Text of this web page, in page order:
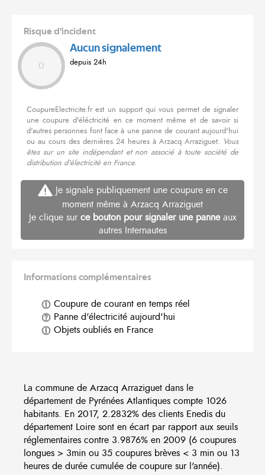
Risque d'incident
0
Aucun signalement
depuis 24h
CoupureElectricite.fr est un support qui vous permet de signaler
une coupure d'éléctricité en ce moment même et de savoir si
d'autres personnes font face à une panne de courant aujourd'hui
ou au cours des dernières 24 heures à Arzacq Arraziguet. Vous
êtes sur un site indépendant et non associé à toute société de
distribution d'électricité en France.
Je signale publiquement une coupure en ce
moment même à Arzacq Arraziguet
Je clique sur ce bouton pour signaler une panneaux
autres Internautes
Informations complémentaires
Coupure de courant en temps réel
Panne d'électricité aujourd'hui
Objets oubliés en France
La commune de Arzacq Arraziguet dans le
département de Pyrénées Atlantiques compte 1026
habitants. En 2017, 2.2832% des clients Enedis du
département Loire sont en écart par rapport aux seuils
réglementaires contre 3.9876% en 2009 (6 coupures
longues > 3min ou 35 coupures brèves < 3 min ou 13
heures de durée cumulée de coupure sur l'année).